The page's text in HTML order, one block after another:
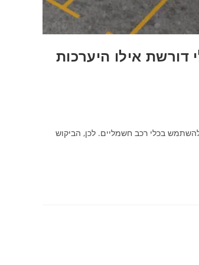
אילו היערכות
בכלי רכב חשמליים. לכן, הביקוש